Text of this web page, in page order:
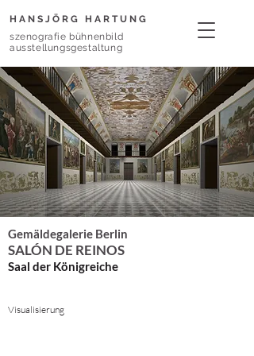
HANSJÖRG HARTUNG
szenografie bühnenbild
ausstellungsgestaltung
Gemäldegalerie Berlin
SALÓN DE REINOS
Saal der Königreiche
Visualisierung